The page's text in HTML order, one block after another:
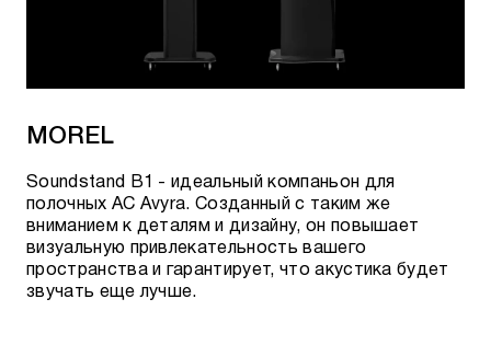
MOREL
Soundstand B1 - идеальный компаньон для
полочных АС Avyra. Созданный с таким же
вниманием к деталям и дизайну, он повышает
визуальную привлекательность вашего
пространства и гарантирует, что акустика будет
звучать еще лучше.